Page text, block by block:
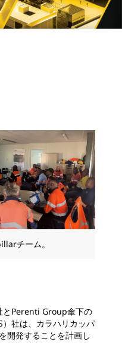
チーム。
Perenti Group傘下の
社は、カラハリカッパ
開発することを計画し